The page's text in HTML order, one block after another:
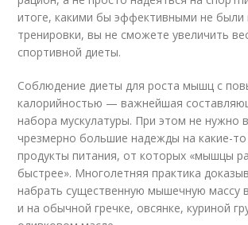
итоге, какими бы эффективными не были
тренировки, вы не сможете увеличить
спортивной диеты.
Соблюдение диеты для роста мышц с
калорийностью — важнейшая
набора мускулатуры. При этом не нужно
чрезмерно большие надежды на какие-
продукты питания, от которых «мышцы
быстрее». Многолетняя практика
набрать существенную мышечную массу
и на обычной гречке, овсянке, куриной